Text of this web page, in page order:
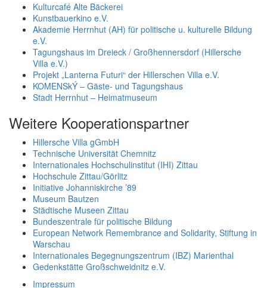
Kulturcafé Alte Bäckerei
Kunstbauerkino e.V.
Akademie Herrnhut (AH) für politische u. kulturelle Bildung
e.V.
Tagungshaus im Dreieck / Großhennersdorf (Hillersche
Villa e.V.)
Projekt „Lanterna Futuri“ der Hillerschen Villa e.V.
KOMENSkÝ – Gäste- und Tagungshaus
Stadt Herrnhut – Heimatmuseum
Weitere Kooperationspartner
Hillersche Villa gGmbH
Technische Universität Chemnitz
Internationales Hochschulinstitut (IHI) Zittau
Hochschule Zittau/Görlitz
Initiative Johanniskirche ’89
Museum Bautzen
Städtische Museen Zittau
Bundeszentrale für politische Bildung
European Network Remembrance and Solidarity, Stiftung in
Warschau
Internationales Begegnungszentrum (IBZ) Marienthal
Gedenkstätte Großschweidnitz e.V.
Impressum